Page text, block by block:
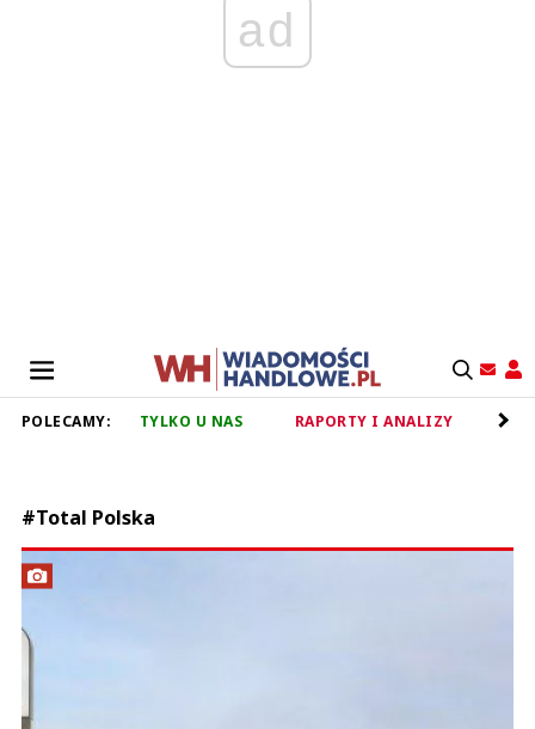
ad
POLECAMY: TYLKO U NAS RAPORTY I ANALIZY
#Total Polska